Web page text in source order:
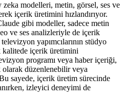
modelleri, metin, görsel, ses ve
içerik üretimini hızlandırıyor.
gibi modeller, sadece metin
ve ses analizleriyle de içerik
yapımcılarının stüdyo
kalitede içerik üretimini
programı veya haber içeriği,
olarak düzenlenebilir veya
sayede, içerik üretim sürecinde
izleyici deneyimi de